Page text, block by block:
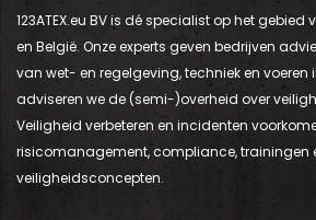
123ATEX.eu BV is dé specialist op het gebied
en België. Onze experts geven bedrijven
van wet- en regelgeving, techniek en voeren
adviseren we de (semi-)overheid over
Veiligheid verbeteren en incidenten
risicomanagement, compliance, trainingen
veiligheidsconcepten.